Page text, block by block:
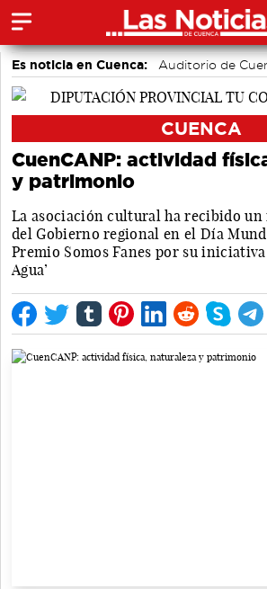
Es noticia en Cuenca: Auditorio de
CUENCA
CuenCANP: actividad
y patrimonio
La asociación cultural ha recibido
del Gobierno regional en el Día
Premio Somos Fanes por su iniciativa
Agua’